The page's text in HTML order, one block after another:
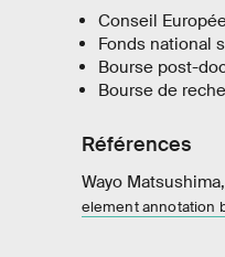
Conseil
Fonds national
Bourse post-
Bourse de
Références
Wayo
element annotation